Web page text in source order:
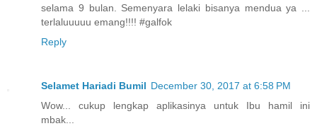
selama 9 bulan. Semenyara lelaki bisanya mendua ya ...
terlaluuuuu emang!!!! #galfok
Reply
Selamet Hariadi Bumil December 30, 2017 at 6:58 PM
Wow... cukup lengkap aplikasinya untuk Ibu hamil ini
mbak...